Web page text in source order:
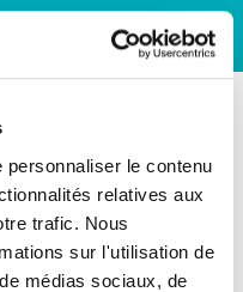
le contenu
relatives aux
trafic. Nous
sur l'utilisation de
médias sociaux, de